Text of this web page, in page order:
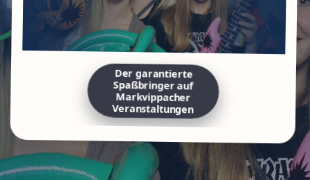
Der garantierte
Spaßbringer auf
Markvippacher
Veranstaltungen